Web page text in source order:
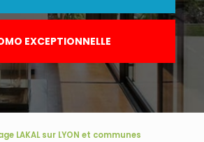
EXCEPTIONNELLE
LAKAL sur LYON et communes